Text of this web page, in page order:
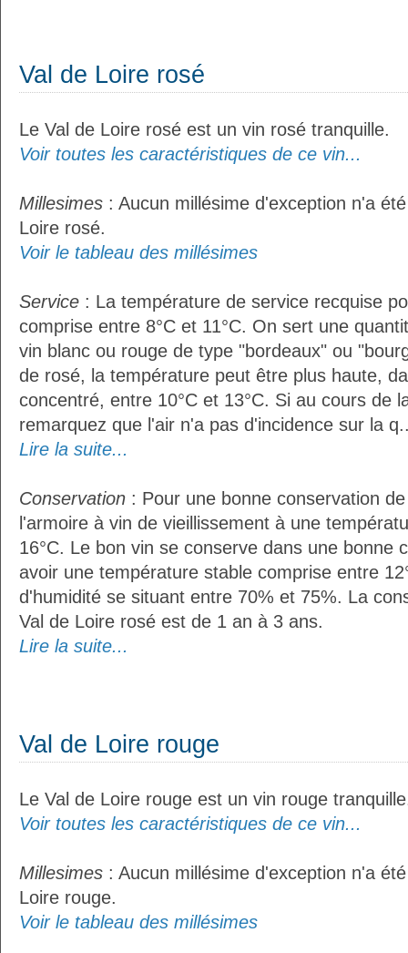
Val de Loire rosé
Le Val de Loire rosé est un vin rosé tranquille.
Voir toutes les caractéristiques de ce vin...
Millesimes : Aucun millésime d'exception n'a
Loire rosé.
Voir le tableau des millésimes
Service : La température de service recquise
comprise entre 8°C et 11°C. On sert une
vin blanc ou rouge de type "bordeaux" ou
de rosé, la température peut être plus haute,
concentré, entre 10°C et 13°C. Si au cours de
remarquez que l'air n'a pas d'incidence sur la
Lire la suite...
Conservation : Pour une bonne conservation
l'armoire à vin de vieillissement à une
16°C. Le bon vin se conserve dans une bonne
avoir une température stable comprise entre
d'humidité se situant entre 70% et 75%. La
Val de Loire rosé est de 1 an à 3 ans.
Lire la suite...
Val de Loire rouge
Le Val de Loire rouge est un vin rouge
Voir toutes les caractéristiques de ce vin...
Millesimes : Aucun millésime d'exception n'a
Loire rouge.
Voir le tableau des millésimes